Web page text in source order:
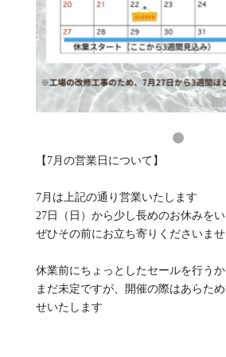
【7月の営業日について】
7月は上記の通り営業いたします
27日（日）から少し長めのお休みをい
ぜひその前にお立ち寄りくださいませ
休業前にちょっとしたセールを行う
まだ未定ですが、開催の際はあらた
せいたします